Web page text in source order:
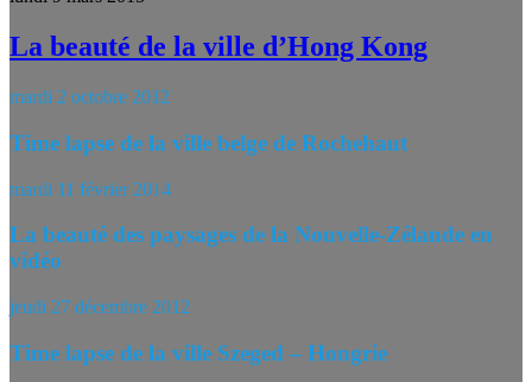
La beauté de la ville d’Hong Kong
mardi 2 octobre 2012
Time lapse de la ville belge de Rochehaut
mardi 11 février 2014
La beauté des paysages de la Nouvelle-Zélande en
vidéo
jeudi 27 décembre 2012
Time lapse de la ville Szeged – Hongrie